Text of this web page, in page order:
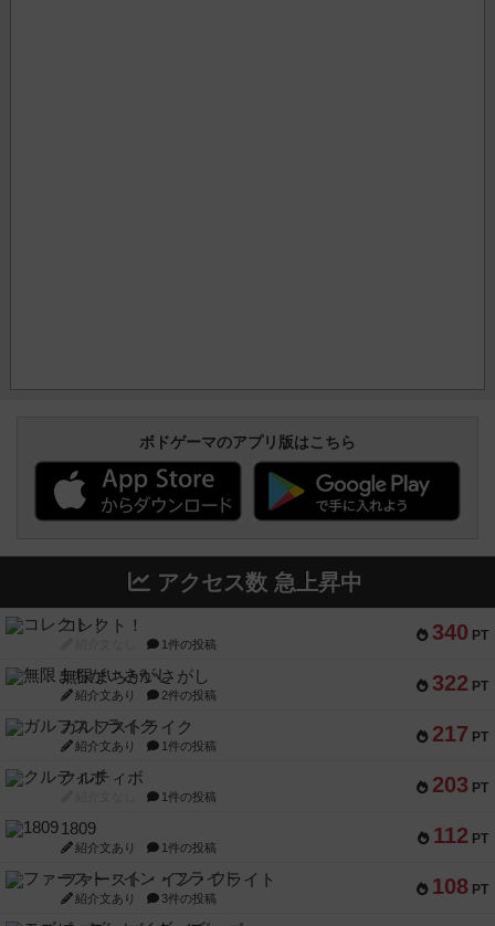
ボドゲーマのアプリ版はこちら
アクセス数 急上昇中
340 PT
コレクト！
1件の投稿
322 PT
無限まちがいさがし
紹介文あり 2件の投稿
217 PT
ガルフストライク
紹介文あり 1件の投稿
203 PT
クルティボ
1件の投稿
112 PT
1809
紹介文あり 1件の投稿
108 PT
ファースト・イン・フライト
紹介文あり 3件の投稿